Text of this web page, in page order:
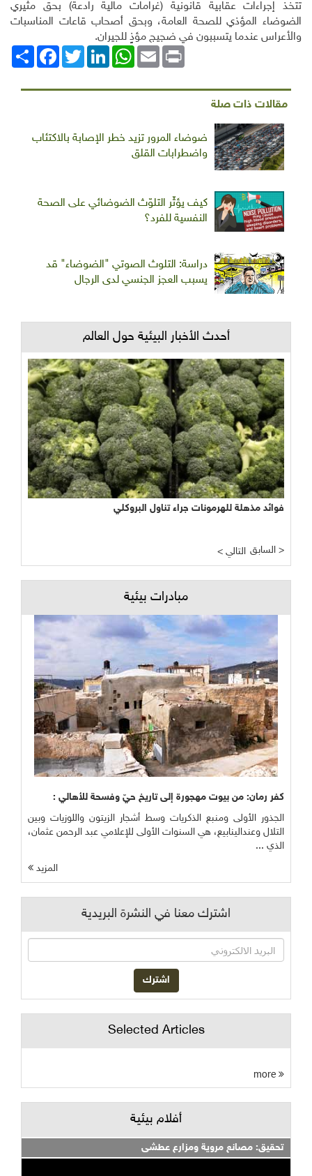
تتخذ إجراءات عقابية قانونية (غرامات مالية رادعة) بحق مثيري
الضوضاء المؤذي للصحة العامة، وبحق أصحاب قاعات المناسبات
والأعراس عندما يتسببون في ضجيج مؤذٍ للجيران.
انشر
FacebookTwitterLinkedIn
WhatsAppEmail Print
مقالات ذات صلة
ضوضاء المرور تزيد خطر الإصابة بالاكتئاب
واضطرابات القلق
كيف يؤثّر التلوّث الضوضائي على الصحة
النفسية للفرد؟
دراسة: التلوث الصوتي "الضوضاء" قد
يسبب العجز الجنسي لدى الرجال
أحدث الأخبار البيئية حول العالم
فوائد مذهلة للهرمونات جراء تناول البروكلي
< التالي السابق >
مبادرات بيئية
كفر رمان: من بيوت مهجورة إلى تاريخ حيّ وفسحة للأهالي :
الجذور الأولى ومنبع الذكريات وسط أشجار الزيتون واللوزيات وبين
التلال وعندالينابيع، هي السنوات الأولى للإعلامي عبد الرحمن عثمان،
الذي ...
المزيد
اشترك معنا في النشرة البريدية
Selected Articles
أفلام بيئية
تحقيق: مصانع مروية ومزارع عطشى